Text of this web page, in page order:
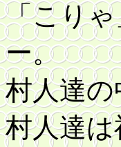
「こり
ー。
村人達
村人達